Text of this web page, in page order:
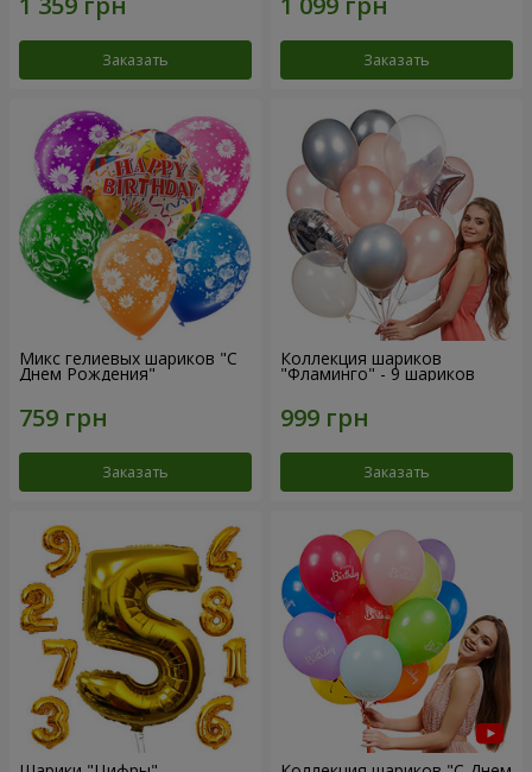
Заказать Заказать
Микс гелиевых шариков "C
Днем Рождения"
Заказать
Коллекция шариков
"Фламинго" - 9 шариков
Заказать